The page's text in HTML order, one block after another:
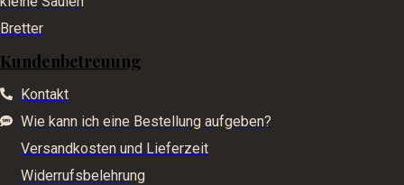
Bretter
Kundenbetreuung
Kontakt
Wie kann ich eine Bestellung aufgeben?
Versandkosten und Lieferzeit
Widerrufsbelehrung